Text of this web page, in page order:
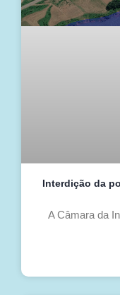
Interdição da
A Câmara da